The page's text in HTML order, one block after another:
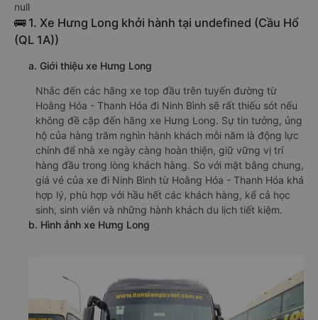
null
🚌 1. Xe Hưng Long khởi hành tại undefined (Cầu Hổ
(QL 1A))
a. Giới thiệu xe Hưng Long
Nhắc đến các hãng xe top đầu trên tuyến đường từ
Hoằng Hóa - Thanh Hóa đi Ninh Bình sẽ rất thiếu sót nếu
không đề cập đến hãng xe Hưng Long. Sự tin tưởng, ủng
hộ của hàng trăm nghìn hành khách mỗi năm là động lực
chính để nhà xe ngày càng hoàn thiện, giữ vững vị trí
hàng đầu trong lòng khách hàng. So với mặt bằng chung,
giá vé của xe đi Ninh Bình từ Hoằng Hóa - Thanh Hóa khá
hợp lý, phù hợp với hầu hết các khách hàng, kể cả học
sinh, sinh viên và những hành khách du lịch tiết kiệm.
b. Hình ảnh xe Hưng Long